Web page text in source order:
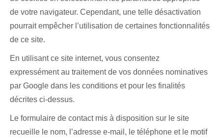
de votre navigateur. Cependant, une telle désactivation
pourrait empêcher l’utilisation de certaines fonctionnalités
de ce site.
En utilisant ce site internet, vous consentez
expressément au traitement de vos données nominatives
par Google dans les conditions et pour les finalités
décrites ci-dessus.
Le formulaire de contact mis à disposition sur le site
recueille le nom, l’adresse e-mail, le téléphone et le motif